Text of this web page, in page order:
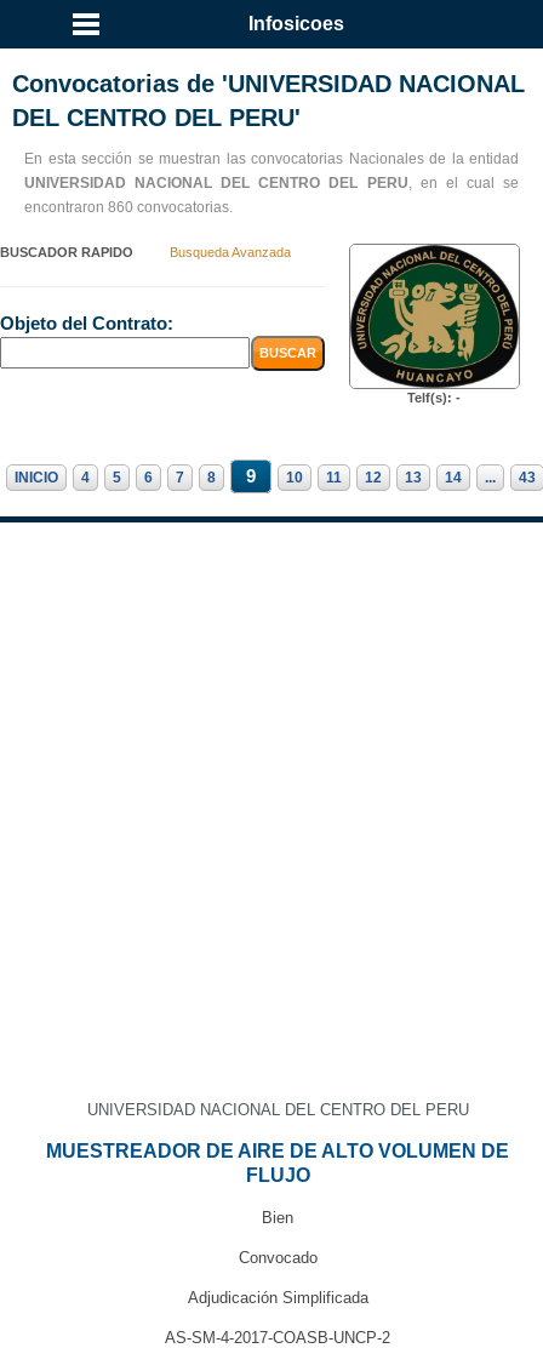
Infosicoes
Convocatorias de 'UNIVERSIDAD NACIONAL
DEL CENTRO DEL PERU'
En esta sección se muestran las convocatorias Nacionales de la entidad
UNIVERSIDAD NACIONAL DEL CENTRO DEL PERU, en el cual se
encontraron 860 convocatorias.
BUSCADOR RAPIDO Busqueda Avanzada
Objeto del Contrato:
Telf(s): -
INICIO 4 5 6 7 8 9 10 11 12 13 14 ... 43
UNIVERSIDAD NACIONAL DEL CENTRO DEL PERU
MUESTREADOR DE AIRE DE ALTO VOLUMEN DE
FLUJO
Bien
Convocado
Adjudicación Simplificada
AS-SM-4-2017-COASB-UNCP-2